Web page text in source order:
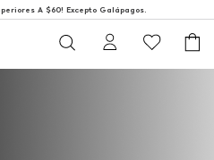
A $60! Excepto Galápagos.